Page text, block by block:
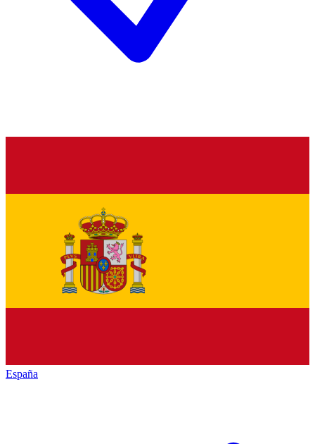
España